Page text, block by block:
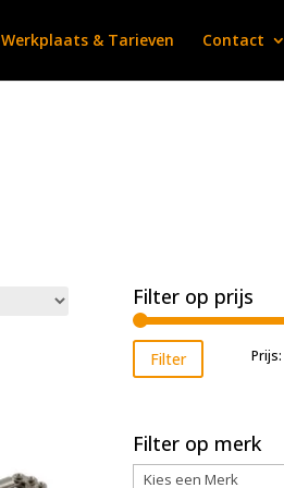
Werkplaats & Tarieven Contact
Filter op prijs
Filter Prijs:
Filter op merk